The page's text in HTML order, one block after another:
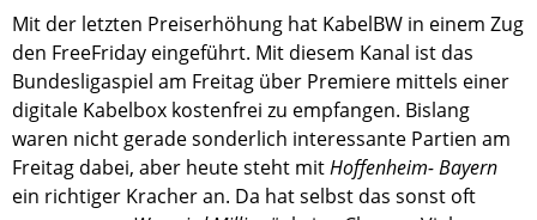
Mit der letzten Preiserhöhung hat KabelBW in einem Zug
den FreeFriday eingeführt. Mit diesem Kanal ist das
Bundesligaspiel am Freitag über Premiere mittels einer
digitale Kabelbox kostenfrei zu empfangen. Bislang
waren nicht gerade sonderlich interessante Partien am
Freitag dabei, aber heute steht mitHoffenheim- Bayern
ein richtiger Kracher an. Da hat selbst das sonst oft